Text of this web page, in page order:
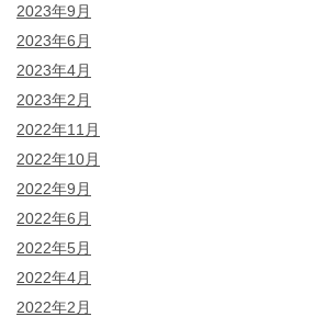
2023年9月
2023年6月
2023年4月
2023年2月
2022年11月
2022年10月
2022年9月
2022年6月
2022年5月
2022年4月
2022年2月